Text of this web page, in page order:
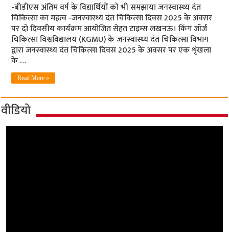
-बीडीएस अंतिम वर्ष के विद्यार्थियों को भी समझाया जनस्वास्थ्य दंत
चिकित्सा का महत्व -जनस्वास्थ्य दंत चिकित्सा दिवस 2025 के अवसर
पर दो दिवसीय कार्यक्रम आयोजित सेहत टाइम्स लखनऊ। किंग जॉर्ज
चिकित्सा विश्वविद्यालय (KGMU) के जनस्वास्थ्य दंत चिकित्सा विभाग
द्वारा जनस्वास्थ्य दंत चिकित्सा दिवस 2025 के अवसर पर एक शृंखला
के …
Read More »
वीडियो